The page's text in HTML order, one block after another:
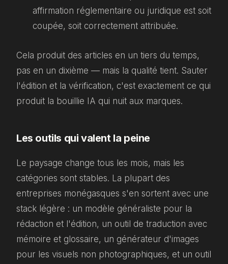
affirmation réglementaire ou juridique est soit
coupée, soit correctement attribuée.
Cela produit des articles en un tiers du temps,
pas en un dixième — mais la qualité tient. Sauter
l'édition et la vérification, c'est exactement ce qui
produit la bouillie IA qui nuit aux marques.
Les outils qui valent la peine
Le paysage change tous les mois, mais les
catégories sont stables. La plupart des
entreprises monégasques s'en sortent avec une
stack légère : un modèle généraliste pour la
rédaction et l'édition, un outil de traduction avec
mémoire et glossaire, un générateur d'images
pour les visuels non photographiques, et un outil